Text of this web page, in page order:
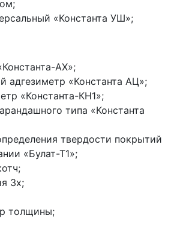
«Константа УШ»;
АХ»;
адгезиметр «Константа АЦ»;
«Константа-КН1»;
типа «Константа
твердости покрытий
«Булат-Т1»;
3х;
толщины;